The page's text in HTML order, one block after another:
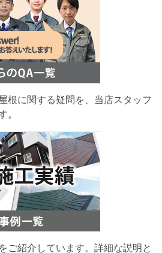
根に関する疑問を、当店スタッフ
。
ご紹介しています。詳細な説明と